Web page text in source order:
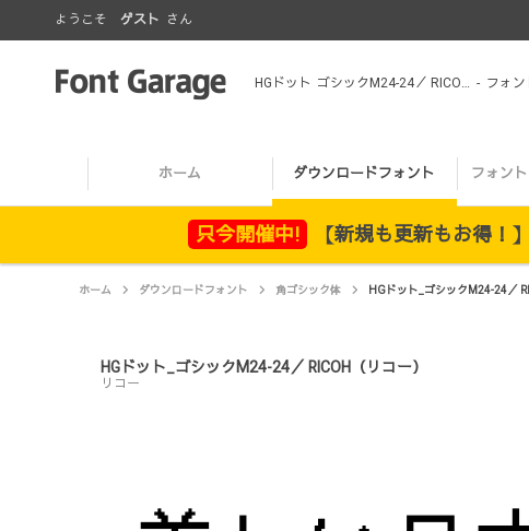
ようこそ ゲスト さん
HGドット_ゴシックM24-24／ RICOH（リコー） - フォン
ホーム ダウンロードフォント フォン
只今開催中! 【新規も更新もお得！
ホーム ダウンロードフォント 角ゴシック体 HGドット_ゴシックM24-24／
HGドット_ゴシックM24-24／ RICOH（リコー）
リコー